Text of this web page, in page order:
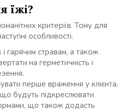
їжі?
критеріїв. Тому для
особливості.
гарячим стравам, а також
на герметичність і
перше враження у клієнта.
будуть підкреслювати
що також додасть